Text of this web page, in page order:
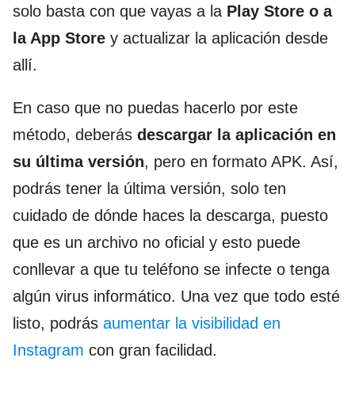
solo basta con que vayas a la Play Store o a
la App Store y actualizar la aplicación desde
allí.
En caso que no puedas hacerlo por este
método, deberás descargar la aplicación en
su última versión, pero en formato APK. Así,
podrás tener la última versión, solo ten
cuidado de dónde haces la descarga, puesto
que es un archivo no oficial y esto puede
conllevar a que tu teléfono se infecte o tenga
algún virus informático. Una vez que todo esté
listo, podrás aumentar la visibilidad en
Instagram con gran facilidad.